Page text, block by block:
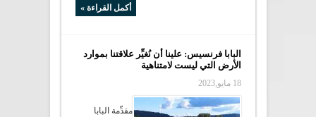
أكمل القراءة »
البابا فرنسيس: علينا أن نُغيِّر علاقتنا بموارد
الأرض التي ليست لامتناهية
18 مايو,2023
مقدِّمة البابا